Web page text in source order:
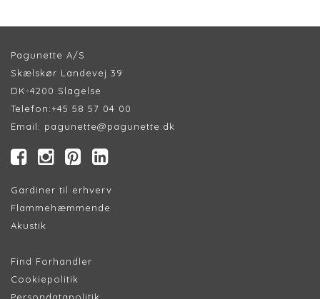
Pagunette A/S
Skælskør Landevej 39
DK-4200 Slagelse
Telefon:+45 58 57 04 00
Email: pagunette@pagunette.dk
Gardiner til erhverv
Flammehæmmende
Akustik
Find Forhandler
Cookiepolitik